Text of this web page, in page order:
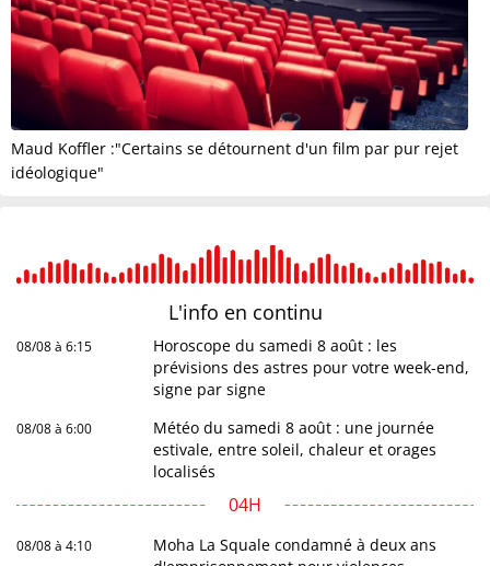
Maud Koffler :"Certains se détournent d'un film par pur rejet
idéologique"
L'info en continu
08/08 à 6:15
Horoscope du samedi 8 août : les
prévisions des astres pour votre week-end,
signe par signe
08/08 à 6:00
Météo du samedi 8 août : une journée
estivale, entre soleil, chaleur et orages
localisés
04H
08/08 à 4:10
Moha La Squale condamné à deux ans